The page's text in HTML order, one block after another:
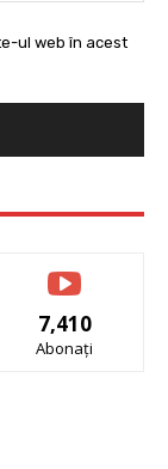
ul web în acest
7,410
Abonați